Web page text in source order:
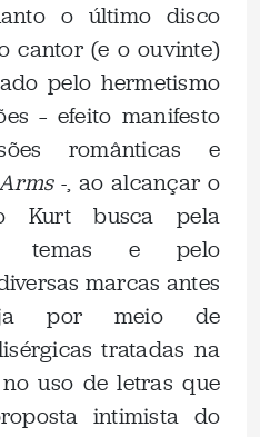
o último disco
cantor (e o ouvinte)
pelo hermetismo
– efeito manifesto
românticas e
-, ao alcançar o
Kurt busca pela
temas e pelo
marcas antes
por meio de
tratadas na
uso de letras que
intimista do